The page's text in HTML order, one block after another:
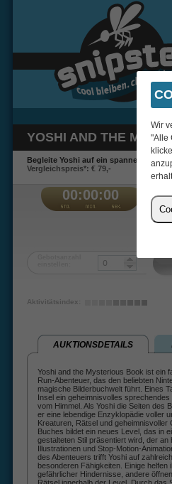
YOSHI AND THE
Begleite Yoshi auf ein spannendes
Vergleichspreis*: € 79,-
00:00:00
Aktivitätsindex:
AUKTIONSDETAILS
Yoshi and the Mysterious Book ist ein
Run-Abenteuer, das den beliebten
magische Bilderbuchwelt führt. Eines
Insel ein geheimnisvolles sprechendes
vom Himmel. Als Yoshi die Seiten des
er eine lebendige Enzyklopädie voller
Kreaturen, Rätsel und geheimnisvoller
Buches bildet ein neues Level, das in
gestalteten Stil präsentiert wird, der an
Illustrationen und Stop-Motion-
des Abenteuers trifft Yoshi auf
besonderen Fähigkeiten. Einige helfen
gefährlicher Hindernisse, andere
Wir
"Alle